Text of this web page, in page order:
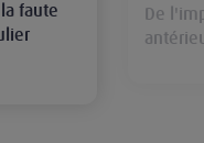
faute
De